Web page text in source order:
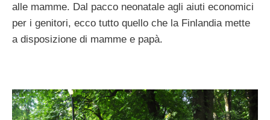
alle mamme. Dal pacco neonatale agli aiuti economici
per i genitori, ecco tutto quello che la Finlandia mette
a disposizione di mamme e papà.